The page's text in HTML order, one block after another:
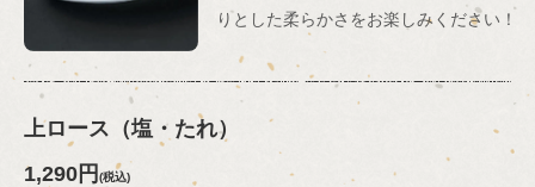
りとした柔らかさをお楽しみください！
上ロース（塩・たれ）
1,290円 (税込)